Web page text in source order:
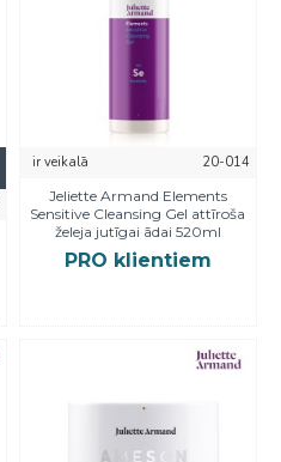
ir veikalā
20-014
Jeliette Armand Elements
Sensitive Cleansing Gel attīroša
želeja jutīgai ādai 520ml
PRO klientiem